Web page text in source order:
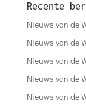
Recente
Nieuws van de
Nieuws van de
Nieuws van de
Nieuws van de
Nieuws van de